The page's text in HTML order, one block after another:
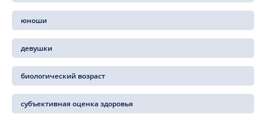
юноши
девушки
биологический возраст
субъективная оценка здоровья